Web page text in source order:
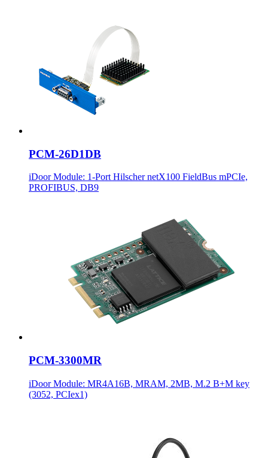
PCM-26D1DB
iDoor Module: 1-Port Hilscher netX100 FieldBus mPCIe,
PROFIBUS, DB9
PCM-3300MR
iDoor Module: MR4A16B, MRAM, 2MB, M.2 B+M key
(3052, PCIex1)